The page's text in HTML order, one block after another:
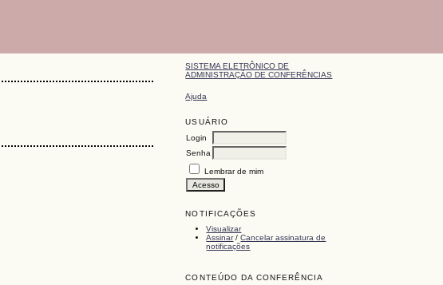
SISTEMA ELETRÔNICO DE
ADMINISTRAÇÃO DE CONFERÊNCIAS
Ajuda
USUÁRIO
Login
Senha
Lembrar de mim
NOTIFICAÇÕES
Visualizar
Assinar/Cancelar assinatura de
notificações
CONTEÚDO DA CONFERÊNCIA